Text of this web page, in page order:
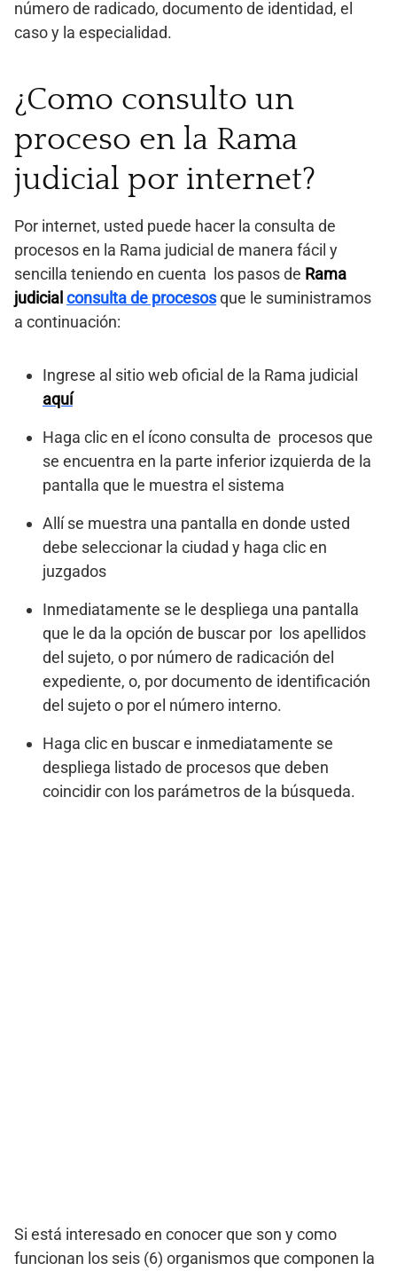
número de radicado, documento de identidad, el
caso y la especialidad.
¿Como consulto un
proceso en la Rama
judicial por internet?
Por internet, usted puede hacer la consulta de
procesos en la Rama judicial de manera fácil y
sencilla teniendo en cuenta los pasos de Rama
judicialconsulta de procesosque le suministramos
a continuación:
Ingrese al sitio web oficial de la Rama judicial
aquí
Haga clic en el ícono consulta de procesos que
se encuentra en la parte inferior izquierda de la
pantalla que le muestra el sistema
Allí se muestra una pantalla en donde usted
debe seleccionar la ciudad y haga clic en
juzgados
Inmediatamente se le despliega una pantalla
que le da la opción de buscar por los apellidos
del sujeto, o por número de radicación del
expediente, o, por documento de identificación
del sujeto o por el número interno.
Haga clic en buscar e inmediatamente se
despliega listado de procesos que deben
coincidir con los parámetros de la búsqueda.
Si está interesado en conocer que son y como
funcionan los seis (6) organismos que componen la